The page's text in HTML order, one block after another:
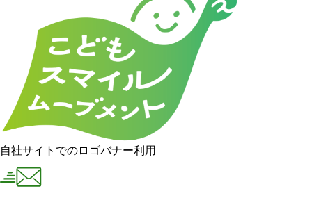
自社サイトでのロゴバナー利用